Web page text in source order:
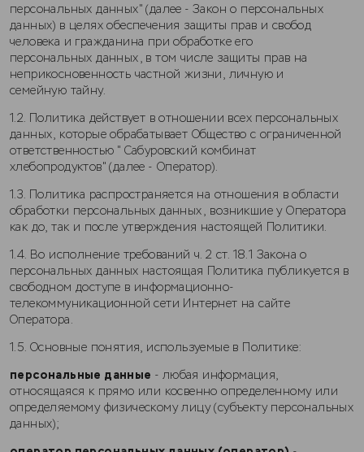
персональных данных" (далее - Закон о персональных
данных) в целях обеспечения защиты прав и свобод
человека и гражданина при обработке его
персональных данных, в том числе защиты прав на
неприкосновенность частной жизни, личную и
семейную тайну.
1.2. Политика действует в отношении всех персональных
данных, которые обрабатывает Общество с ограниченной
ответственностью " Сабуровский комбинат
хлебопродуктов" (далее - Оператор).
1.3. Политика распространяется на отношения в области
обработки персональных данных, возникшие у Оператора
как до, так и после утверждения настоящей Политики.
1.4. Во исполнение требований ч. 2 ст. 18.1 Закона о
персональных данных настоящая Политика публикуется в
свободном доступе в информационно-
телекоммуникационной сети Интернет на сайте
Оператора.
1.5. Основные понятия, используемые в Политике:
персональные данные - любая информация,
относящаяся к прямо или косвенно определенному или
определяемому физическому лицу (субъекту персональных
данных);